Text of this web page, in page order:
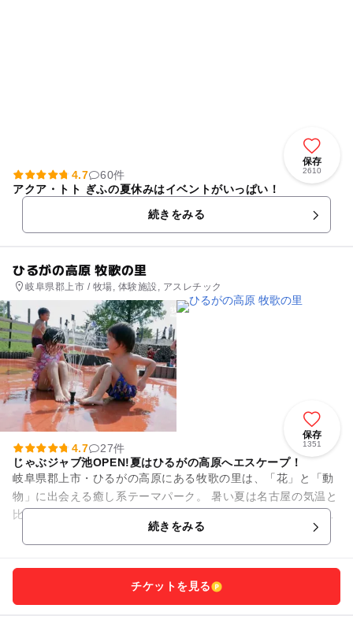
保存
2610
4.7
60件
アクア・トト ぎふの夏休みはイベントがいっぱい！
続きをみる
ひるがの高原 牧歌の里
岐阜県郡上市 / 牧場, 体験施設, アスレチック
保存
1351
4.7
27件
じゃぶジャブ池OPEN!夏はひるがの高原へエスケープ！
岐阜県郡上市・ひるがの高原にある牧歌の里は、「花」と「動
物」に出会える癒し系テーマパーク。 暑い夏は名古屋の気温と
比べて５℃〜８℃低い標高約1000mの避暑地「ひるがの高原」
続きをみる
チケットを見る